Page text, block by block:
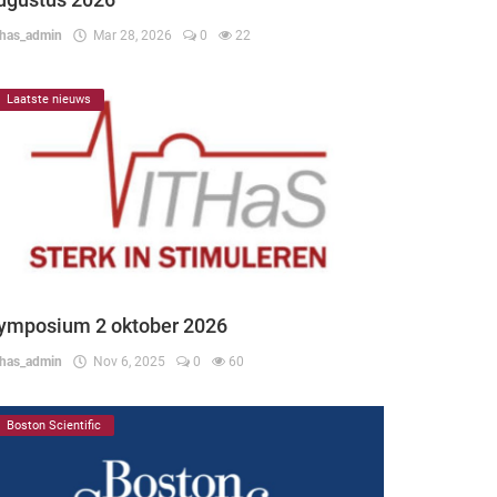
Mar 28, 2026 0 22
Laatste nieuws
2 oktober 2026
Nov 6, 2025 0 60
Boston Scientific